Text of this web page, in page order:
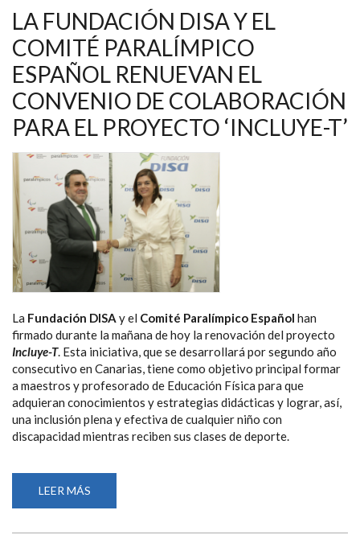
CON
UNA
GALA
SU
25
CUMPLEAÑOS
LA FUNDACIÓN DISA Y EL
COMITÉ PARALÍMPICO
ESPAÑOL RENUEVAN EL
CONVENIO DE COLABORACIÓN
PARA EL PROYECTO ‘INCLUYE-T’
La Fundación DISA y el Comité Paralímpico Español han
firmado durante la mañana de hoy la renovación del proyecto
Incluye-T. Esta iniciativa, que se desarrollará por segundo año
consecutivo en Canarias, tiene como objetivo principal formar
a maestros y profesorado de Educación Física para que
adquieran conocimientos y estrategias didácticas y lograr, así,
una inclusión plena y efectiva de cualquier niño con
discapacidad mientras reciben sus clases de deporte.
LEER MÁS
FUNDACIÓN
Y